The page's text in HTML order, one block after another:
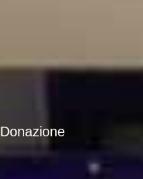
Donazione